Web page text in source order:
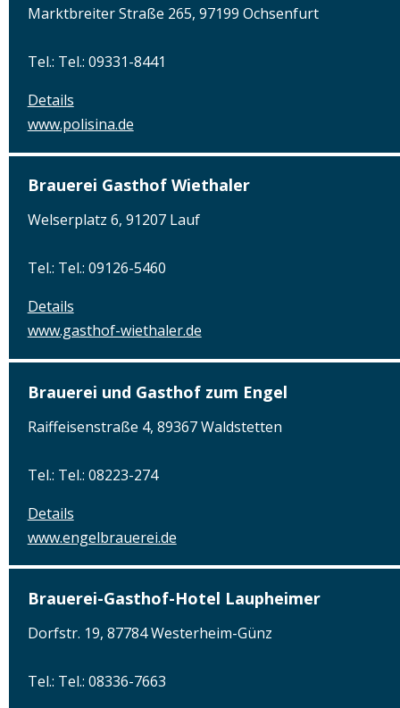
Marktbreiter Straße 265, 97199 Ochsenfurt
Tel.: Tel.: 09331-8441
Details
www.polisina.de
Brauerei Gasthof Wiethaler
Welserplatz 6, 91207 Lauf
Tel.: Tel.: 09126-5460
Details
www.gasthof-wiethaler.de
Brauerei und Gasthof zum Engel
Raiffeisenstraße 4, 89367 Waldstetten
Tel.: Tel.: 08223-274
Details
www.engelbrauerei.de
Brauerei-Gasthof-Hotel Laupheimer
Dorfstr. 19, 87784 Westerheim-Günz
Tel.: Tel.: 08336-7663